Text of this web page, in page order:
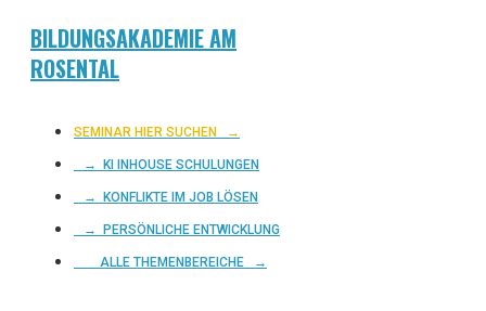
BILDUNGSAKADEMIE AM
ROSENTAL
SEMINAR HIER SUCHEN →
→ KI INHOUSE SCHULUNGEN
→ KONFLIKTE IM JOB LÖSEN
→ PERSÖNLICHE ENTWICKLUNG
ALLE THEMENBEREICHE →